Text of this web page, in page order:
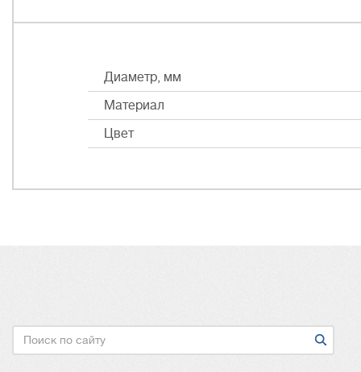
Диаметр, мм
Материал
Цвет
Поиск